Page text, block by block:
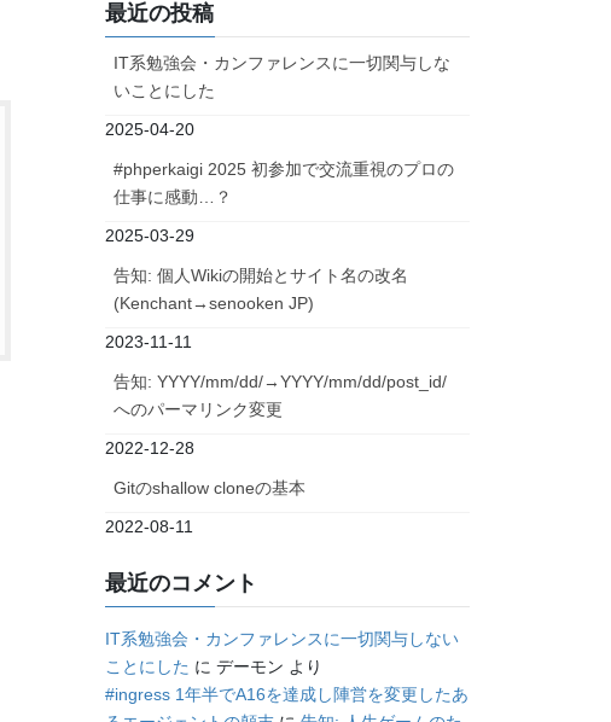
イ
ブ
最近の投稿
IT系勉強会・カンファレンスに一切関与しな
いことにした
2025-04-20
#phperkaigi 2025 初参加で交流重視のプロの
仕事に感動…？
2025-03-29
告知: 個人Wikiの開始とサイト名の改名
(Kenchant→senooken JP)
2023-11-11
告知: YYYY/mm/dd/→YYYY/mm/dd/post_id/
へのパーマリンク変更
2022-12-28
Gitのshallow cloneの基本
2022-08-11
最近のコメント
IT系勉強会・カンファレンスに一切関与しない
ことにした にデーモン より
#ingress 1年半でA16を達成し陣営を変更したあ